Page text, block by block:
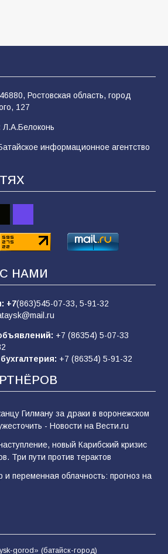
кластера
набор?» Что на самом
дорожные работы
вброс
не возьмёшь»: почему
о мобилизации — это
Ростовская область, город
127
Л.А.Белоконь
информационное агентство
НАМИ
+7(863)545-07-33, 5-91-32
+7 (86354) 5-07-33
+7 (86354) 5-91-32
Гилману за драки в воронежском
- Новости на Вести.ru
новый Карибский кризис
Три пути против терактов
и переменная облачность: прогноз на
gorod» (батайск-город)